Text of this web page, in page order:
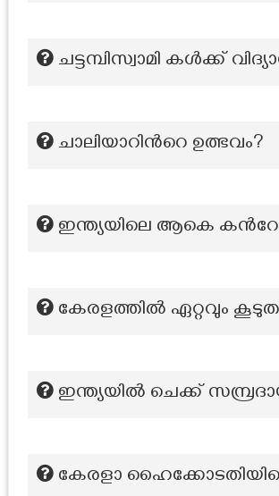
ചട്ടമ്പിസ്വാമി കൾക്ക്
ചാലിയാറിന്‍റെ ഉത്ഭവം?
ഇന്ത്യയിലെ ആകെ
കേരളത്തിൽ ഏറ്റവും
ഇന്ത്യയിൽ ചെക്ക്
കേരളാ